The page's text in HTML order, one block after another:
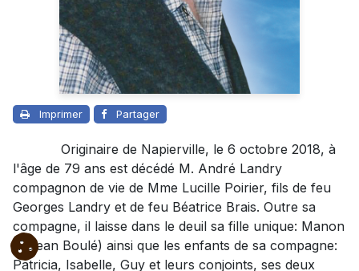
Imprimer Partager
Originaire de Napierville, le 6 octobre 2018, à
l'âge de 79 ans est décédé M. André Landry
compagnon de vie de Mme Lucille Poirier, fils de feu
Georges Landry et de feu Béatrice Brais. Outre sa
compagne, il laisse dans le deuil sa fille unique: Manon
(Réjean Boulé) ainsi que les enfants de sa compagne:
Patricia, Isabelle, Guy et leurs conjoints, ses deux